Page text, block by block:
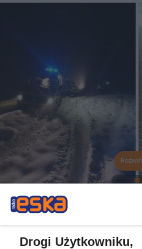
Rozwiń
Drogi Użytkowniku,